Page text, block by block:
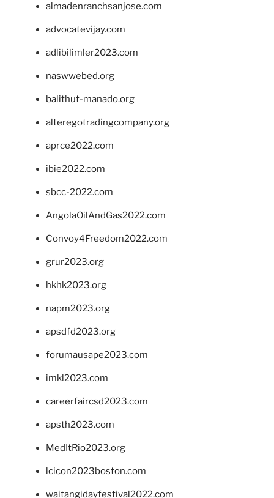
almadenranchsanjose.com
advocatevijay.com
adlibilimler2023.com
naswwebed.org
balithut-manado.org
alteregotradingcompany.org
aprce2022.com
ibie2022.com
sbcc-2022.com
AngolaOilAndGas2022.com
Convoy4Freedom2022.com
grur2023.org
hkhk2023.org
napm2023.org
apsdfd2023.org
forumausape2023.com
imkl2023.com
careerfaircsd2023.com
apsth2023.com
MedItRio2023.org
lcicon2023boston.com
waitangidayfestival2022.com